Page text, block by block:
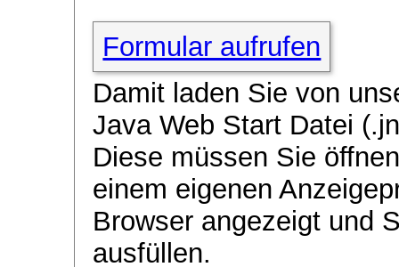
Formular aufrufen
Damit laden Sie von
Java Web Start Datei
Diese müssen Sie
einem eigenen
Browser angezeigt und
ausfüllen.